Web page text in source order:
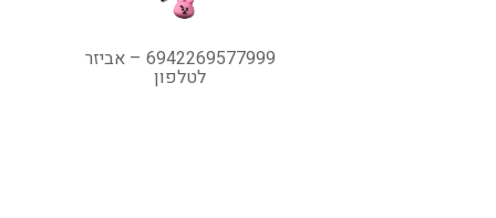
6942269577999 – אביזר
לטלפון